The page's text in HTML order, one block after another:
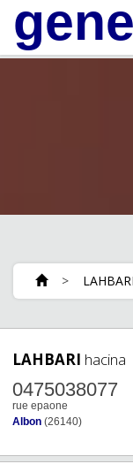
> LAHBARI
LAHBARI hacina
0475038077
rue epaone
Albon (26140)